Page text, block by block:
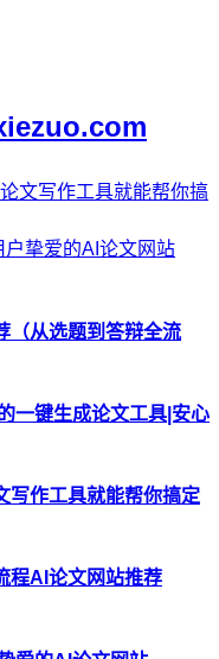
文写作工具就能帮你搞
挚爱的AI论文网站
（从选题到答辩全流
一键生成论文工具|安心
写作工具就能帮你搞定
程AI论文网站推荐